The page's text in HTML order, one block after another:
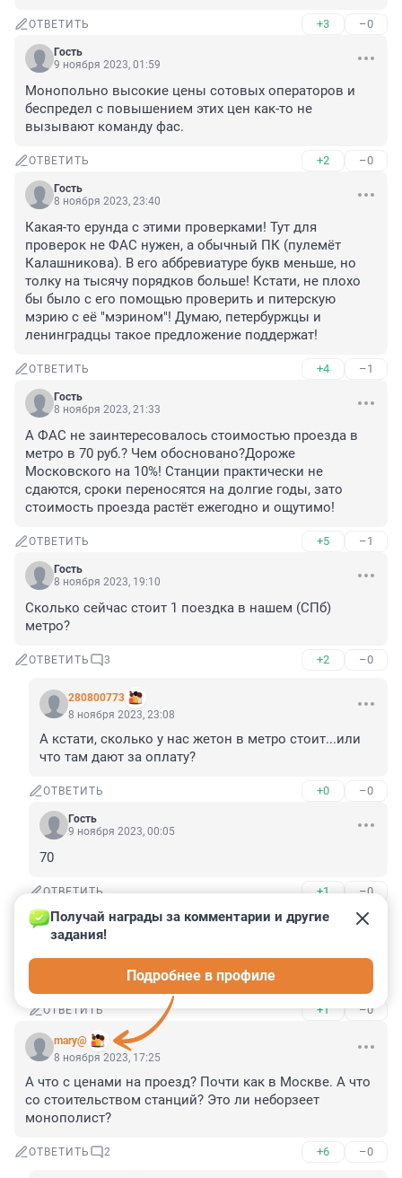
ОТВЕТИТЬ +3 –0
Гость
9 ноября 2023, 01:59
Монопольно высокие цены сотовых операторов и
беспредел с повышением этих цен как-то не
вызывают команду фас.
ОТВЕТИТЬ +2 –0
Гость
8 ноября 2023, 23:40
Какая-то ерунда с этими проверками! Тут для
проверок не ФАС нужен, а обычный ПК (пулемёт
Калашникова). В его аббревиатуре букв меньше, но
толку на тысячу порядков больше! Кстати, не плохо
бы было с его помощью проверить и питерскую
мэрию с её "мэрином"! Думаю, петербуржцы и
ленинградцы такое предложение поддержат!
ОТВЕТИТЬ +4 –1
Гость
8 ноября 2023, 21:33
А ФАС не заинтересовалось стоимостью проезда в
метро в 70 руб.? Чем обосновано?Дороже
Московского на 10%! Станции практически не
сдаются, сроки переносятся на долгие годы, зато
стоимость проезда растёт ежегодно и ощутимо!
ОТВЕТИТЬ +5 –1
Гость
8 ноября 2023, 19:10
Сколько сейчас стоит 1 поездка в нашем (СПб)
метро?
ОТВЕТИТЬ 3 +2 –0
280800773
8 ноября 2023, 23:08
А кстати, сколько у нас жетон в метро стоит...или
что там дают за оплату?
ОТВЕТИТЬ +0 –0
Гость
9 ноября 2023, 00:05
70
ОТВЕТИТЬ +1 –0
Гость
9 ноября 2023, 00:27
Ездил с неделю назад. Случайно получилось.
Вроде стоил 75 рублей за жетончик
ОТВЕТИТЬ +1 –0
mary@
Получай награды за комментарии и другие
задания!
Подробнее в профиле
8 ноября 2023, 17:25
А что с ценами на проезд? Почти как в Москве. А что
со стоительством станций? Это ли неборзеет
монополист?
ОТВЕТИТЬ 2 +6 –0